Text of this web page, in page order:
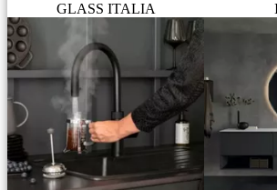
GLASS ITALIA